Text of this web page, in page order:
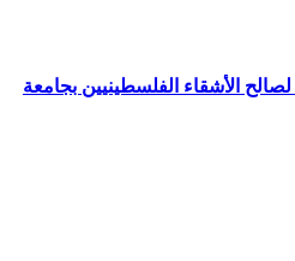
الأشقاء الفلسطينيين بجامعة